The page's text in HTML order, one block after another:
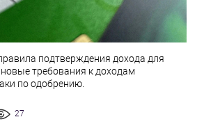
подтверждения дохода для
новые требования к доходам
по одобрению.
27